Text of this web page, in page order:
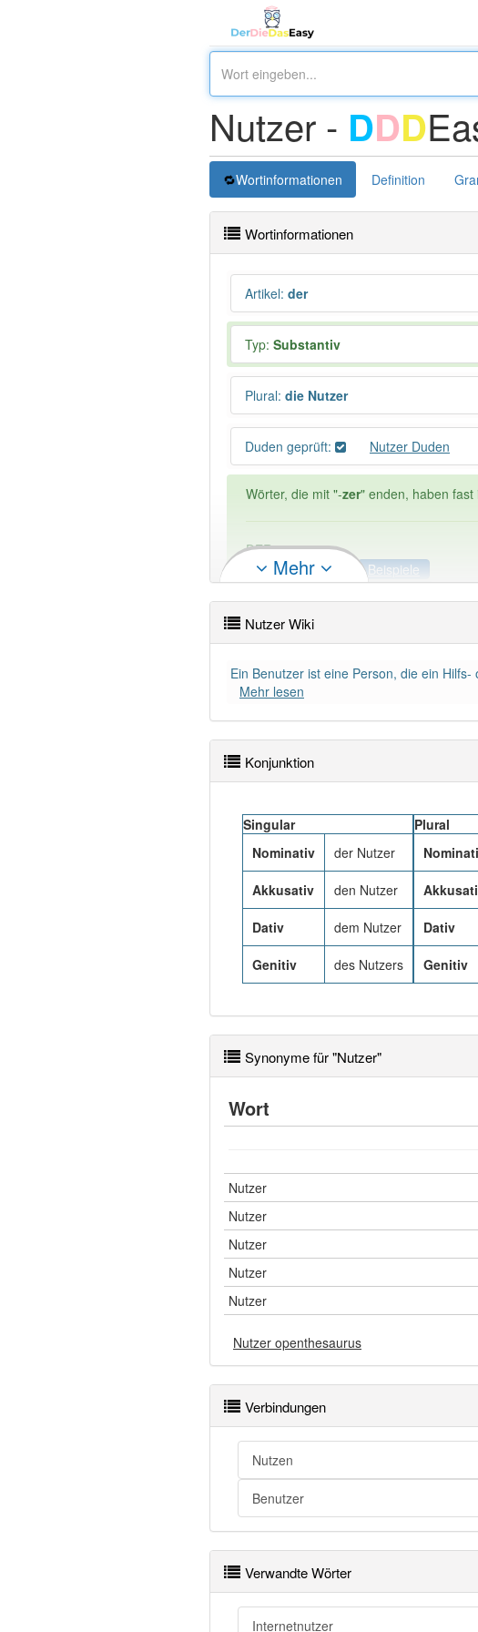
Nutzer - DDD
Wortinformationen Definition
Wortinformationen
Artikel: der
Typ: Substantiv
Plural: die Nutzer
Duden geprüft: Nutzer Duden
Wörter, die mit "-zer" enden, haben fast
DER:325
DIE: 1Ausnahmen
Beispiele
DAS:2Ausnahmen
PowerIndex:
Wörter mit Endung-nutzer: 7
Mehr
Nutzer Wiki
Ein Benutzer ist eine Person, die ein
Mehr lesen
Konjunktion
Singular
Nominativ
der Nutzer
Akkusativ den Nutzer
Dativ dem Nutzer
Genitiv des Nutzers
Plural
Dativ
Genitiv
Synonyme für "Nutzer"
Wort
Nutzer
Nutzer
Nutzer
Nutzer
Nutzer
Nutzer openthesaurus
Verbindungen
Nutzen
Benutzer
Verwandte Wörter
Internetnutzer